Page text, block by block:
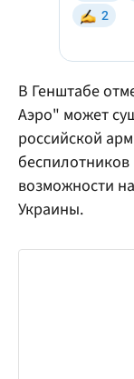
В Генштабе
Аэро" может
российской
беспилотников
возможности
Украины.